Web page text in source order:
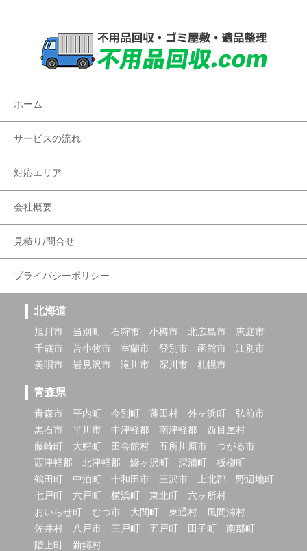
ホーム
サービスの流れ
対応エリア
会社概要
見積り/問合せ
プライバシーポリシー
北海道
旭川市 当別町 石狩市 小樽市 北広島市
恵庭市
千歳市
苫小牧市 室蘭市 登別市 函館市
江別市
美唄市
岩見沢市 滝川市 深川市 札幌市
青森県
青森市 平内町 今別町 蓬田村 外ヶ浜町
弘前市
黒石市
平川市 中津軽郡 南津軽郡
西目屋村
藤崎町
大鰐町 田舎館村 五所川原市
つがる市
西津軽郡
北津軽郡 鰺ヶ沢町 深浦町
板柳町
鶴田町
中泊町 十和田市 三沢市 上北郡
野辺地町
七戸町
六戸町 横浜町 東北町
六ヶ所村
おいらせ町
むつ市 大間町 東通村
風間浦村
佐井村
八戸市 三戸町 五戸町 田子町
南部町
階上町
新郷村